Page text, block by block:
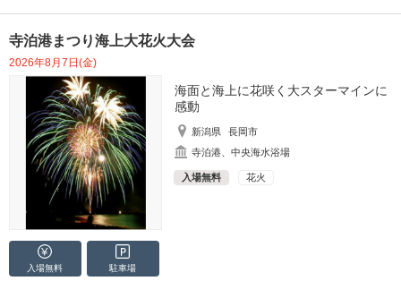
寺泊港まつり海上大花火大会
2026年8月7日(金)
海面と海上に花咲く大スターマインに
感動
新潟県
長岡市
寺泊港、中央海水浴場
入場無料 花火
入場無料 駐車場